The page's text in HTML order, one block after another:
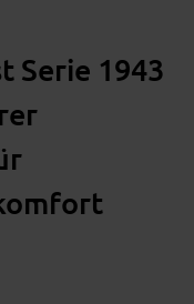
Serie 1943